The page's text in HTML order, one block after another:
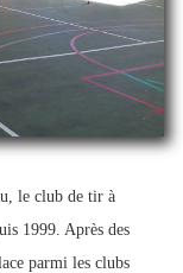
le club de tir à
1999. Après des
parmi les clubs